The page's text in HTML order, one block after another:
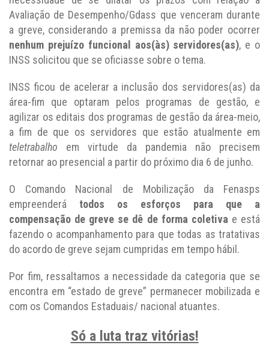
Avaliação de Desempenho/Gdass que venceram durante
a greve, considerando a premissa da não poder ocorrer
nenhum prejuízo funcional aos(às) servidores(as), e o
INSS solicitou que se oficiasse sobre o tema.
INSS ficou de acelerar a inclusão dos servidores(as) da
área-fim que optaram pelos programas de gestão, e
agilizar os editais dos programas de gestão da área-meio,
a fim de que os servidores que estão atualmente em
teletrabalho em virtude da pandemia não precisem
retornar ao presencial a partir do próximo dia 6 de junho.
O Comando Nacional de Mobilização da Fenasps
empreenderá todos os esforços para que a
compensação de greve se dê de forma coletiva e está
fazendo o acompanhamento para que todas as tratativas
do acordo de greve sejam cumpridas em tempo hábil.
Por fim, ressaltamos a necessidade da categoria que se
encontra em “estado de greve” permanecer mobilizada e
com os Comandos Estaduais/ nacional atuantes.
Só a luta traz vitórias!